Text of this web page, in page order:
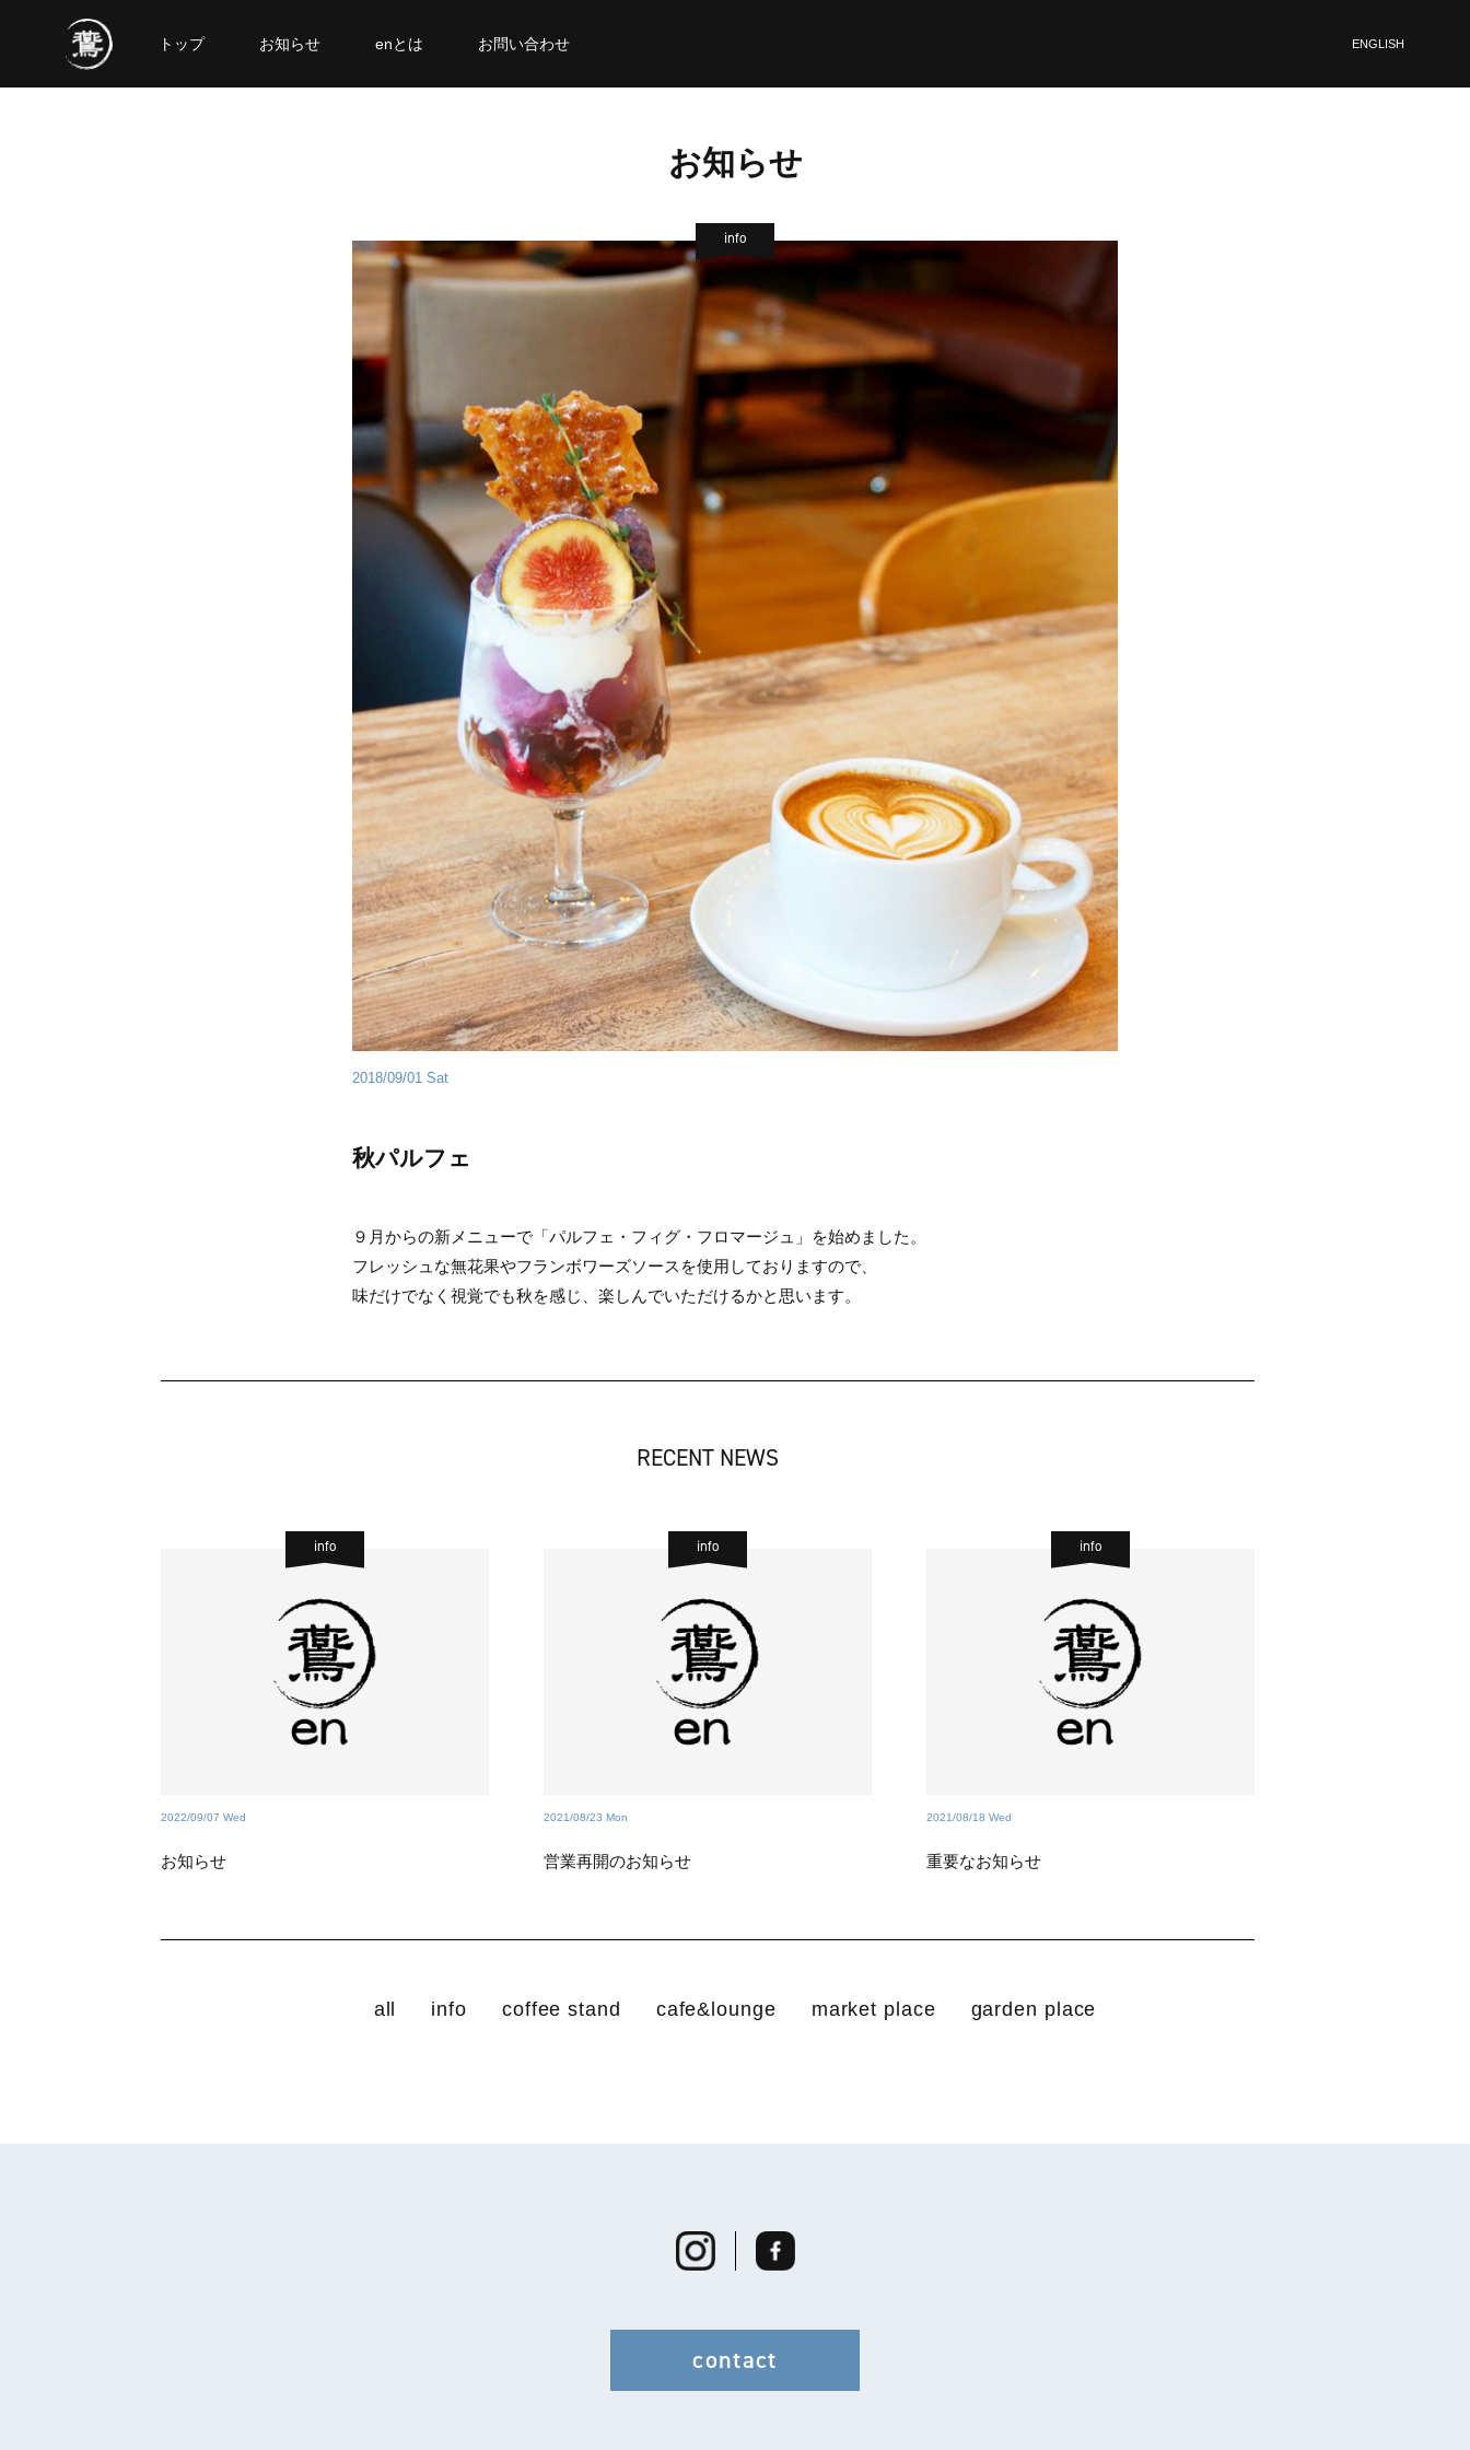
トップ お知らせ enとは お問い合わせ ENGLISH
お知らせ
info
2018/09/01 Sat
秋パルフェ
９月からの新メニューで「パルフェ・フィグ・フロマージュ」を始めました。
フレッシュな無花果やフランボワーズソースを使用しておりますので、
味だけでなく視覚でも秋を感じ、楽しんでいただけるかと思います。
RECENT NEWS
info
2022/09/07 Wed
お知らせ
info
2021/08/23 Mon
営業再開のお知らせ
info
2021/08/18 Wed
重要なお知らせ
all info coffee stand cafe&lounge market place garden place
contact